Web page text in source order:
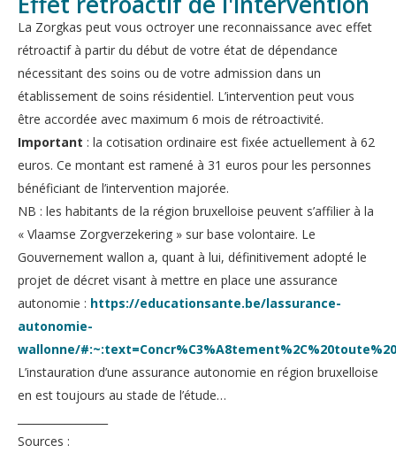
La Zorgkas peut vous octroyer une reconnaissance avec effet
rétroactif à partir du début de votre état de dépendance
nécessitant des soins ou de votre admission dans un
établissement de soins résidentiel. L’intervention peut vous
être accordée avec maximum 6 mois de rétroactivité.
Important : la cotisation ordinaire est fixée actuellement à 62
euros. Ce montant est ramené à 31 euros pour les personnes
bénéficiant de l’intervention majorée.
NB : les habitants de la région bruxelloise peuvent s’affilier à la
« Vlaamse Zorgverzekering » sur base volontaire. Le
Gouvernement wallon a, quant à lui, définitivement adopté le
projet de décret visant à mettre en place une assurance
autonomie : https://educationsante.be/lassurance-
autonomie-
wallonne/
L’instauration d’une assurance autonomie en région bruxelloise
en est toujours au stade de l’étude…
Sources :